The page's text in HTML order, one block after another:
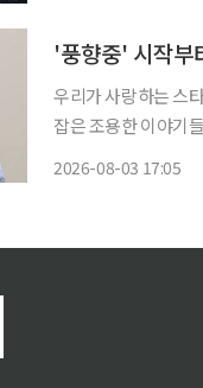
'풍향중' 시작
우리가 사랑하는 스
잡은 조용한 이야기들. '엔터로그'에
2026-08-03 17:05